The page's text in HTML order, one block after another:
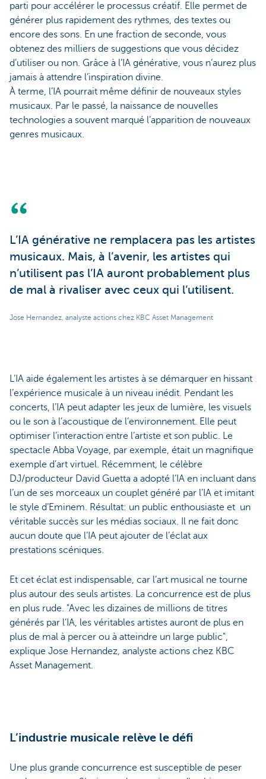
parti pour accélérer le processus créatif. Elle permet de
générer plus rapidement des rythmes, des textes ou
encore des sons. En une fraction de seconde, vous
obtenez des milliers de suggestions que vous décidez
d’utiliser ou non. Grâce à l’IA générative, vous n’aurez plus
jamais à attendre l’inspiration divine.
À terme, l’IA pourrait même définir de nouveaux styles
musicaux. Par le passé, la naissance de nouvelles
technologies a souvent marqué l’apparition de nouveaux
genres musicaux.
L’IA générative ne remplacera pas les artistes
musicaux. Mais, à l’avenir, les artistes qui
n’utilisent pas l’IA auront probablement plus
de mal à rivaliser avec ceux qui l’utilisent.
Jose Hernandez, analyste actions chez KBC Asset Management
L’IA aide également les artistes à se démarquer en hissant
l’expérience musicale à un niveau inédit. Pendant les
concerts, l’IA peut adapter les jeux de lumière, les visuels
ou le son à l’acoustique de l’environnement. Elle peut
optimiser l’interaction entre l’artiste et son public. Le
spectacle Abba Voyage, par exemple, était un magnifique
exemple d’art virtuel. Récemment, le célèbre
DJ/producteur David Guetta a adopté l’IA en incluant dans
l’un de ses morceaux un couplet généré par l’IA et imitant
le style d’Eminem. Résultat: un public enthousiaste et un
véritable succès sur les médias sociaux. Il ne fait donc
aucun doute que l’IA peut ajouter de l’éclat aux
prestations scéniques.
Et cet éclat est indispensable, car l’art musical ne tourne
plus autour des seuls artistes. La concurrence est de plus
en plus rude. "Avec les dizaines de millions de titres
générés par l’IA, les véritables artistes auront de plus en
plus de mal à percer ou à atteindre un large public",
explique Jose Hernandez, analyste actions chez KBC
Asset Management.
L’industrie musicale relève le défi
Une plus grande concurrence est susceptible de peser